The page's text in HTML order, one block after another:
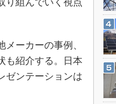
り組んでいく視点
ーカーの事例、
も紹介する。日本
ゼンテーションは